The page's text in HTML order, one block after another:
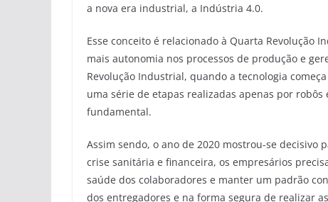
a nova era industrial, a Indústria 4.0.
Esse conceito é relacionado à Quarta Revolução
mais autonomia nos processos de produção e
Revolução Industrial, quando a tecnologia
uma série de etapas realizadas apenas por
fundamental.
Assim sendo, o ano de 2020 mostrou-se
crise sanitária e financeira, os empresários
saúde dos colaboradores e manter um padrão
dos entregadores e na forma segura de realizar